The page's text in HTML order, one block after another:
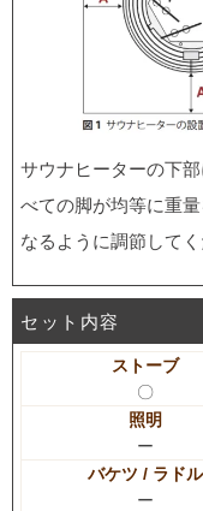
サウナヒーターの下
べての脚が均等に重
なるように調節してく
セット内容
ストーブ
〇
照明
ー
バケツ / ラドル
ー